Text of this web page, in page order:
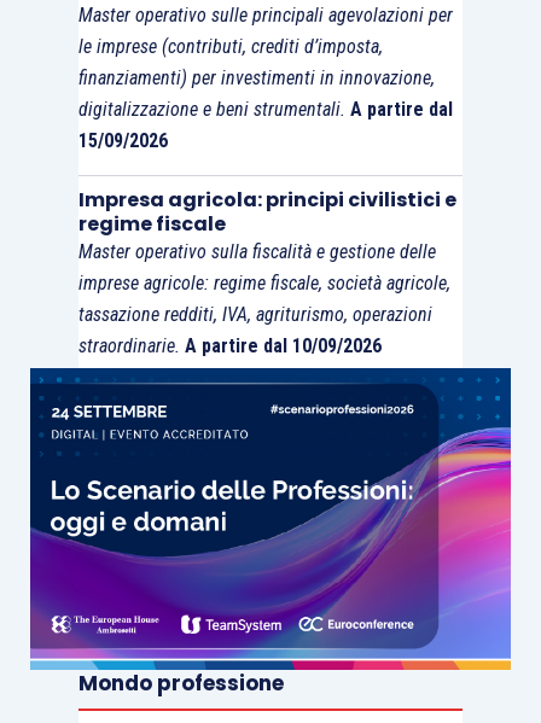
altroconfronto tra MEF e Cassazione,
era accaduto sul tema deicoadiuvanti
dell’imprenditore agricolo: mentre il MEF aveva
riconosciuto ad essi l’esenzione (
maggio 2016 – prot. 20535/2016), la Cassazione
l’ha negata, stroncando tale posizione
ordinanze, 11979/2017,12422/2017
12423/2017).
Master operativo sulle principali agevolazioni per
le imprese (contributi, crediti d’imposta,
finanziamenti) per investimenti in innovazione,
digitalizzazione e beni strumentali. A partire dal
15/09/2026
Impresa agricola: principi civilistici e
regime fiscale
Master operativo sulla fiscalità e gestione delle
imprese agricole: regime fiscale, società agricole,
tassazione redditi, IVA, agriturismo, operazioni
straordinarie. A partire dal 10/09/2026
Mondo professione